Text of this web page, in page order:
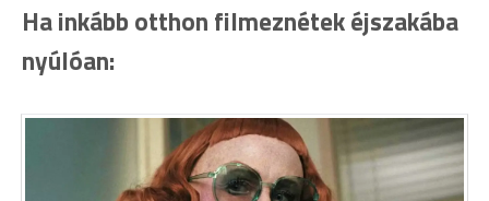
Ha inkább otthon filmeznétek éjszakába
nyúlóan: